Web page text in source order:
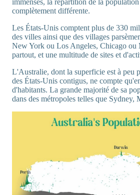
immenses, la répartition de la
complètement différente.
Les États-Unis comptent plus de 330
des villes ainsi que des villages
New York ou Los Angeles, Chicago ou
partout, et une multitude de sites et
L'Australie, dont la superficie est à peu
des États-Unis contigus, ne compte
d'habitants. La grande majorité de sa
dans des métropoles telles que Sydney,